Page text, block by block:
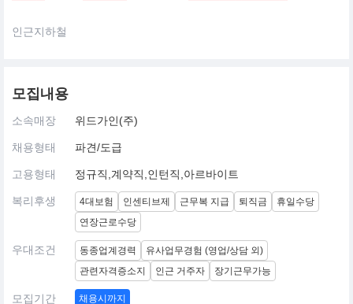
인근지하철
모집내용
소속매장 위드가인(주)
채용형태 파견/도급
고용형태 정규직,계약직,인턴직,아르바이트
복리후생 4대보험 인센티브제 근무복 지급 퇴직금
휴일수당
연장근로수당
우대조건 동종업계경력
유사업무경험 (영업/상담 외)
관련자격증소지
인근 거주자 장기근무가능
모집기간 채용시까지